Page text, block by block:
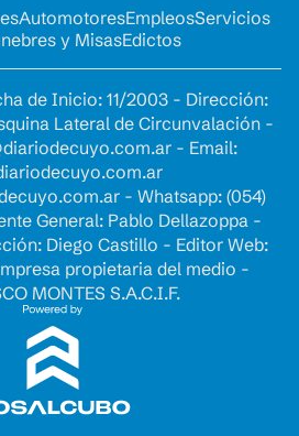
AutomotoresEmpleosServicios
y MisasEdictos
de Inicio: 11/2003 - Dirección:
Lateral de Circunvalación -
- Email:
- Whatsapp: (054)
General: Pablo Dellazoppa -
Diego Castillo - Editor Web:
propietaria del medio -
MONTES S.A.C.I.F.